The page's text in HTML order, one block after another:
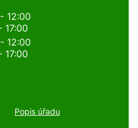
12:00
17:00
12:00
17:00
Popis úřadu